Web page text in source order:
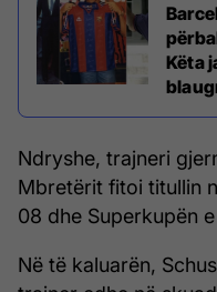
Këta
Ndryshe, trajneri
Mbretërit fitoi titullin
08 dhe Superkupën
Në të kaluarën,